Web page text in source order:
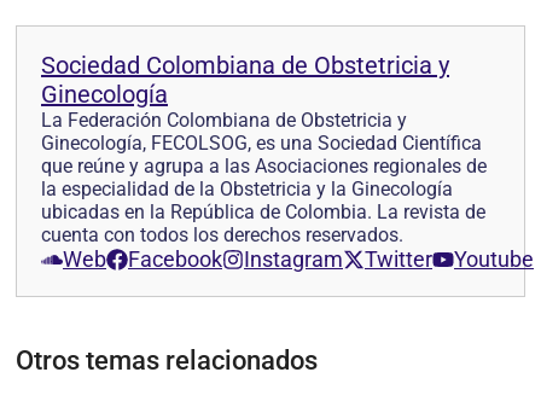
Sociedad Colombiana de Obstetricia y
Ginecología
La Federación Colombiana de Obstetricia y
Ginecología, FECOLSOG, es una Sociedad Científica
que reúne y agrupa a las Asociaciones regionales de
la especialidad de la Obstetricia y la Ginecología
ubicadas en la República de Colombia. La revista de
cuenta con todos los derechos reservados.
Web Facebook Instagram Twitter Youtube
Otros temas relacionados